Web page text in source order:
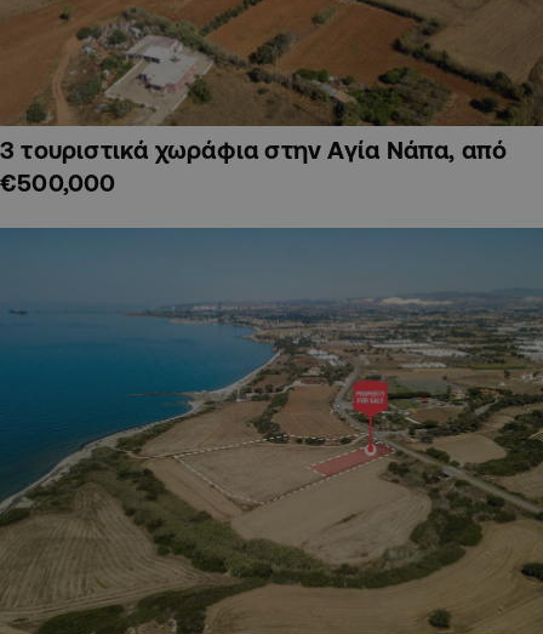
3 τουριστικά χωράφια στην Αγία Νάπα, από
€500,000